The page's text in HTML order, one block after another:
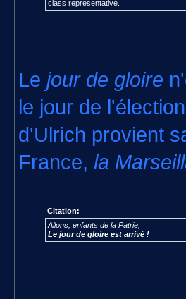
class representative.
Le jour de gloire
le jour de
d'Ulrich provient
France, la
Citation:
Allons, enfants de la Patrie,
Le jour de gloire est arrivé !